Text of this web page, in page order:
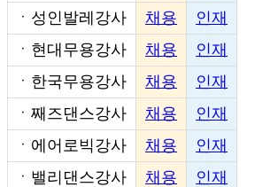
ㆍ 성인발레강사 채용
인재
ㆍ 현대무용강사 채용
인재
ㆍ 한국무용강사 채용
인재
ㆍ 째즈댄스강사 채용
인재
ㆍ 에어로빅강사 채용
인재
ㆍ 밸리댄스강사 채용
인재